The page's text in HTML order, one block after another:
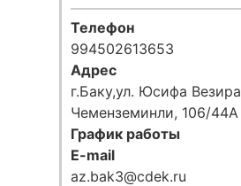
Телефон
994502613653
Адрес
г.Баку,ул. Юсифа Везира
Чеменземинли, 106/44A
График работы
E-mail
az.bak3@cdek.ru